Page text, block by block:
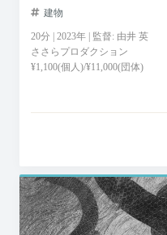
建物
20分 | 2023年 | 監督: 由井 英
ささらプロダクション
¥1,100(個人)/¥11,000(団体)